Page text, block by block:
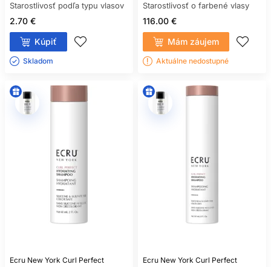
Starostlivosť podľa typu vlasov
2.70 €
Kúpiť
Skladom ㅤ
Starostlivosť o farbené vlasy
116.00 €
Mám záujem
Aktuálne nedostupné
Ecru New York Curl Perfect
Ecru New York Curl Perfect